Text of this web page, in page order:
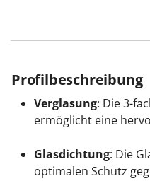
Profilbeschreibung
Verglasung: Die 3-
ermöglicht eine
Glasdichtung: Die
optimalen Schutz